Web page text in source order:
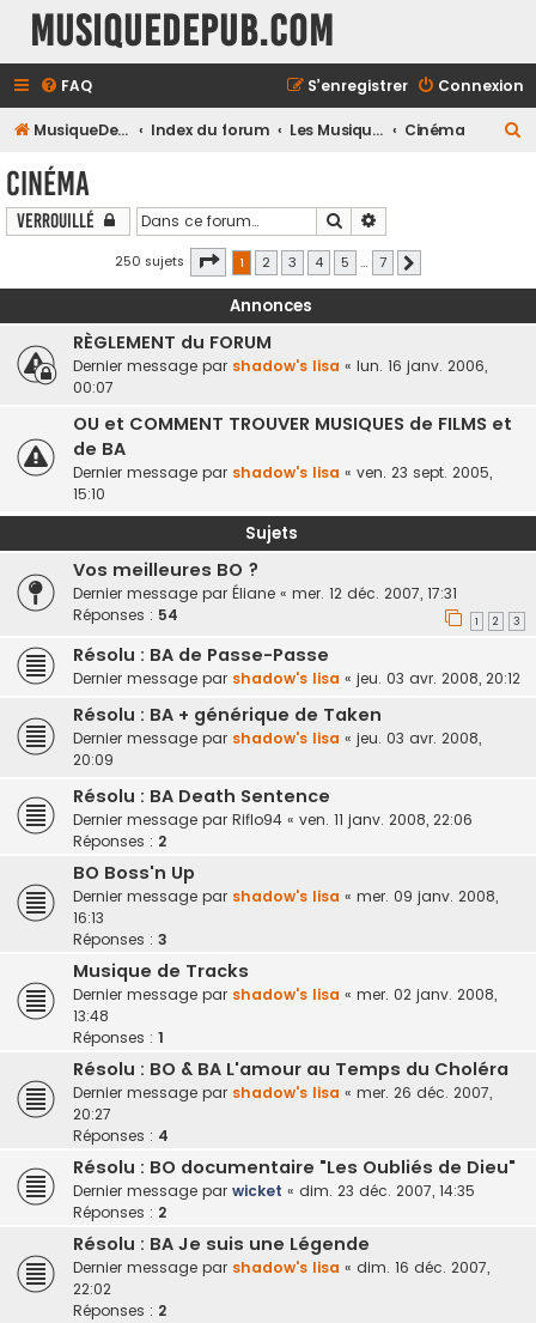
MusiqueDePub.com
FAQ Connexion
S’enregistrer
MusiqueDePub.com Index du forum Les Musiques Diverses Cinéma
r
Cinéma
Verrouillé Rechercher
250 sujets Page 1sur7
1 2 3 4 5 … 7
Annonces
RÈGLEMENT du FORUM
Dernier message par shadow's lisa « lun. 16 janv. 2006,
00:07
OU et COMMENT TROUVER MUSIQUES de FILMS et
de BA
Dernier message par shadow's lisa « ven. 23 sept. 2005,
15:10
Sujets
Vos meilleures BO ?
Dernier message par Éliane « mer. 12 déc. 2007, 17:31
Réponses : 54 1 2 3
Résolu : BA de Passe-Passe
Dernier message par shadow's lisa « jeu. 03 avr. 2008, 20:12
Résolu : BA + générique de Taken
Dernier message par shadow's lisa « jeu. 03 avr. 2008,
20:09
Résolu : BA Death Sentence
Dernier message par Riflo94 « ven. 11 janv. 2008, 22:06
Réponses : 2
BO Boss'n Up
Dernier message par shadow's lisa « mer. 09 janv. 2008,
16:13
Réponses : 3
Musique de Tracks
Dernier message par shadow's lisa « mer. 02 janv. 2008,
13:48
Réponses : 1
Résolu : BO & BA L'amour au Temps du Choléra
Dernier message par shadow's lisa « mer. 26 déc. 2007,
20:27
Réponses : 4
Résolu : BO documentaire "Les Oubliés de Dieu"
Dernier message par wicket « dim. 23 déc. 2007, 14:35
Réponses : 2
Résolu : BA Je suis une Légende
Dernier message par shadow's lisa « dim. 16 déc. 2007,
22:02
Réponses : 2